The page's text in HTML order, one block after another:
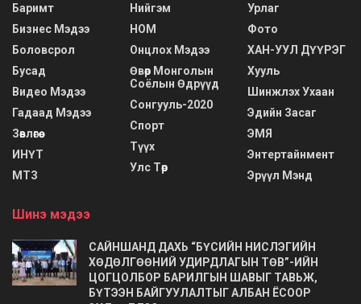
Баримт
Бизнес Мэдээ
Боловсрол
Бусад
Видео Мэдээ
Гадаад Мэдээ
Зөвлөгөө
ИНҮТ
МТЗ
Нийгэм
НОМ
Онцлох Мэдээ
Өвөр Монголын
Соёлын Өдрүүд
Сонгууль-2020
Спорт
Түүх
Улс Төр
Урлаг
Фото
ХАН-УУЛ ДҮҮРЭГ
Хууль
Шинжлэх Ухаан
Эдийн Засаг
ЭМЯ
Энтертайнмент
Эрүүл Мэнд
Шинэ мэдээ
САЙНШАНД ДАХЬ “БҮСИЙН НИСЛЭГИЙН
ХӨДӨЛГӨӨНИЙ УДИРДЛАГЫН ТӨВ”-ИЙН
ЦОГЦОЛБОР БАРИЛГЫН ШАВЫГ ТАВЬЖ,
БҮТЭЭН БАЙГУУЛАЛТЫГ АЛБАН ЁСООР